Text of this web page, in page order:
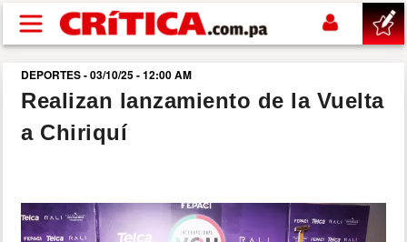
Pasar al contenido principal
buscar
SUCESOS
POLÍTICA
DEPORTES - 03/10/25 - 12:00 AM
Realizan lanzamiento de la Vuelta
a Chiriquí